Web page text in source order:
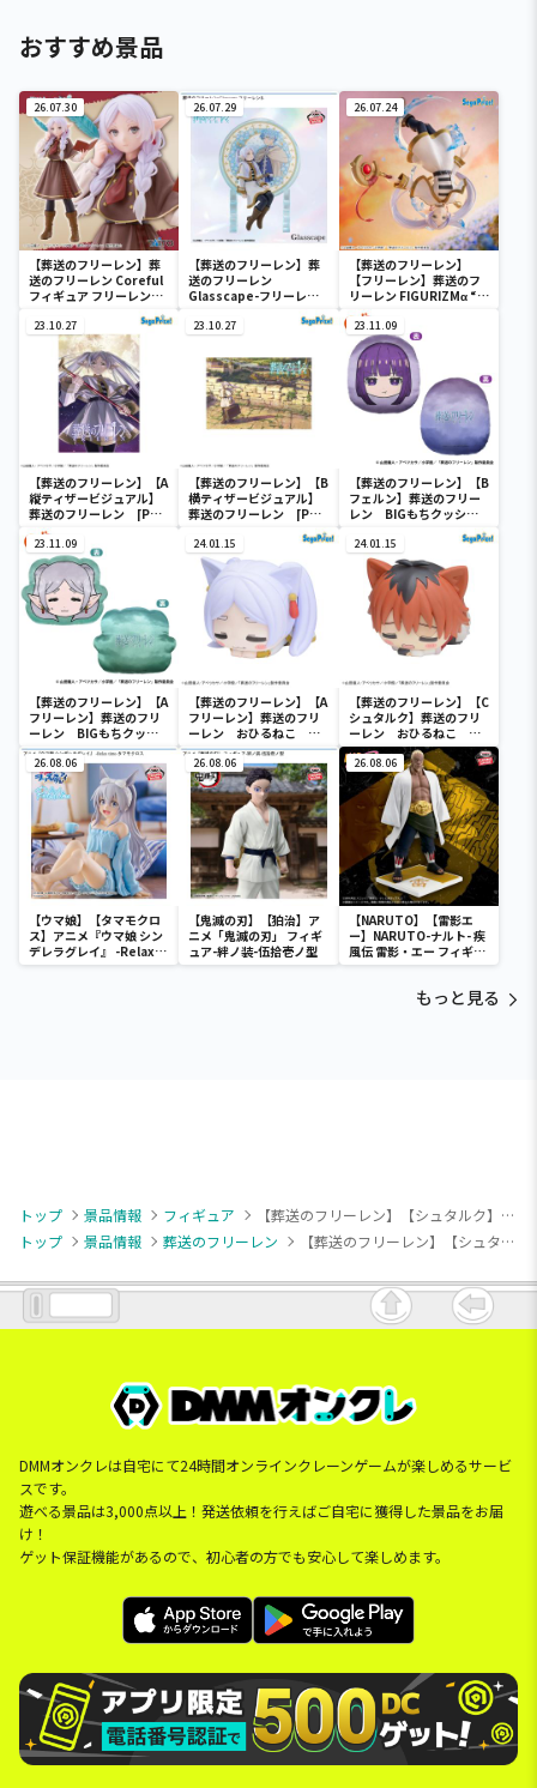
おすすめ景品
26.07.30
【葬送のフリーレン】葬
送のフリーレン Coreful
フィギュア フリーレン～
26.07.29
【葬送のフリーレン】葬
送のフリーレン
Glasscape-フリーレン
26.07.24
【葬送のフリーレン】
【フリーレン】葬送のフ
リーレン FIGURIZMα “フ
リーレン”～花舞～
23.10.27
【葬送のフリーレン】【A
縦ティザービジュアル】
葬送のフリーレン [PM]
アートクッションVol.1
23.10.27
【葬送のフリーレン】【B
横ティザービジュアル】
葬送のフリーレン [PM]
アートクッションVol.1
23.11.09
【葬送のフリーレン】【B
フェルン】葬送のフリー
レン BIGもちクッショ
23.11.09
【葬送のフリーレン】【A
フリーレン】葬送のフリ
ーレン BIGもちクッシ
ョン
24.01.15
【葬送のフリーレン】【A
フリーレン】葬送のフリ
ーレン おひるねこ ミ
ニフィギュア（EX）
24.01.15
【葬送のフリーレン】【C
シュタルク】葬送のフリ
ーレン おひるねこ ミ
ニフィギュア（EX）
26.08.06
【ウマ娘】【タマモクロ
ス】アニメ『ウマ娘 シン
デレラグレイ』 -Relax
time-タマモクロス
26.08.06
【鬼滅の刃】【狛治】ア
ニメ「鬼滅の刃」 フィギ
ュア-絆ノ装-伍拾壱ノ型
26.08.06
【NARUTO】【雷影エ
ー】NARUTO-ナルト- 疾
風伝 雷影・エー フィギュ
ア～五影集結…!!～
もっと見る
トップ 景品情報 フィギュア
【葬送のフリーレン】【シュタルク】葬送のフリーレン ちょこのせ [PM]フィギュア“シュタルク”～腰が抜けて歩けない…～
トップ
景品情報 葬送のフリーレン 【葬送のフリーレン】【シュタルク】葬送のフリーレン ちょこのせ [PM]フィギュア“シュタルク”～腰が抜けて歩けない…～
DMMオンクレは自宅にて24時間オンラインクレーンゲームが楽しめるサービ
スです。
遊べる景品は3,000点以上！発送依頼を行えばご自宅に獲得した景品をお届
け！
ゲット保証機能があるので、初心者の方でも安心して楽しめます。